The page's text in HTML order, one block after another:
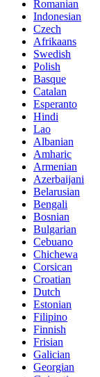
Romanian
Indonesian
Czech
Afrikaans
Swedish
Polish
Basque
Catalan
Esperanto
Hindi
Lao
Albanian
Amharic
Armenian
Azerbaijani
Belarusian
Bengali
Bosnian
Bulgarian
Cebuano
Chichewa
Corsican
Croatian
Dutch
Estonian
Filipino
Finnish
Frisian
Galician
Georgian